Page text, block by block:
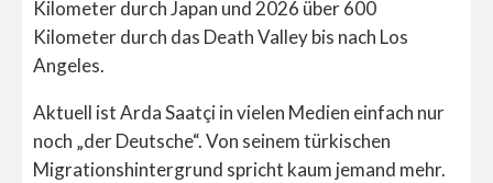
Kilometer durch Japan und 2026 über 600
Kilometer durch das Death Valley bis nach Los
Angeles.
Aktuell ist Arda Saatçi in vielen Medien einfach nur
noch „der Deutsche“. Von seinem türkischen
Migrationshintergrund spricht kaum jemand mehr.